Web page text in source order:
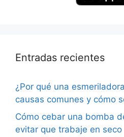
Entradas recientes
¿Por qué una
causas comunes y cómo
Cómo cebar una bomba
evitar que trabaje en seco